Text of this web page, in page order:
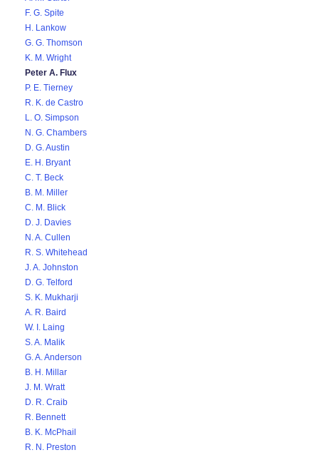
F. G. Spite
H. Lankow
G. G. Thomson
K. M. Wright
Peter A. Flux
P. E. Tierney
R. K. de Castro
L. O. Simpson
N. G. Chambers
D. G. Austin
E. H. Bryant
C. T. Beck
B. M. Miller
C. M. Blick
D. J. Davies
N. A. Cullen
R. S. Whitehead
J. A. Johnston
D. G. Telford
S. K. Mukharji
A. R. Baird
W. I. Laing
S. A. Malik
G. A. Anderson
B. H. Millar
J. M. Wratt
D. R. Craib
R. Bennett
B. K. McPhail
R. N. Preston